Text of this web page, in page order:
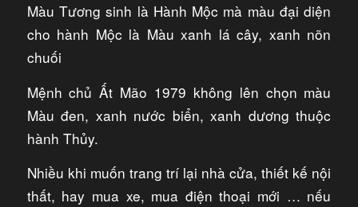
Màu Tương sinh là Hành Mộc mà màu đại diện
cho hành Mộc là Màu xanh lá cây, xanh nõn
chuối
Mệnh chủ Ất Mão 1979 không lên chọn màu
Màu đen, xanh nước biển, xanh dương thuộc
hành Thủy.
Nhiều khi muốn trang trí lại nhà cửa, thiết kế nội
thất, hay mua xe, mua điện thoại mới … nếu